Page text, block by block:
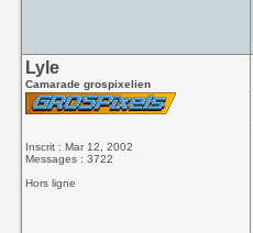
Lyle
Camarade grospixelien
Inscrit : Mar 12, 2002
Messages : 3722
Hors ligne